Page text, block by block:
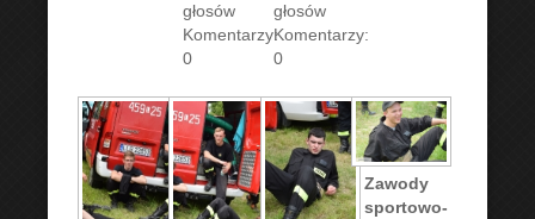
głosów
Komentarzy:
0
głosów
Komentarzy:
0
Zawody
sportowo-